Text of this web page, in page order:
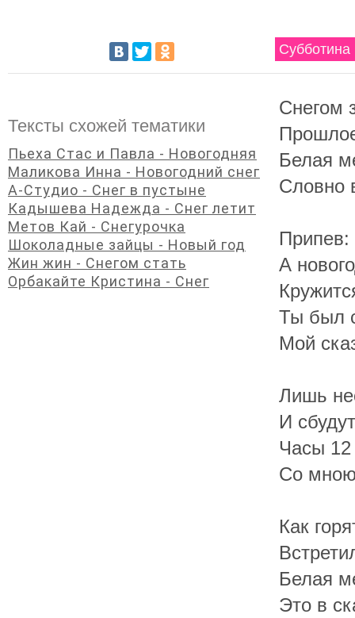
Субботина
Снегом
Белая
Словно
Припев:
А
Ты был
Мой
Лишь
И
Часы
Со
Как
Белая
Это в
Тексты схожей тематики
Пьеха Стас и Павла - Новогодняя
Маликова Инна - Новогодний снег
А-Студио - Снег в пустыне
Кадышева Надежда - Снег летит
Метов Кай - Снегурочка
Шоколадные зайцы - Новый год
Жин жин - Снегом стать
Орбакайте Кристина - Снег